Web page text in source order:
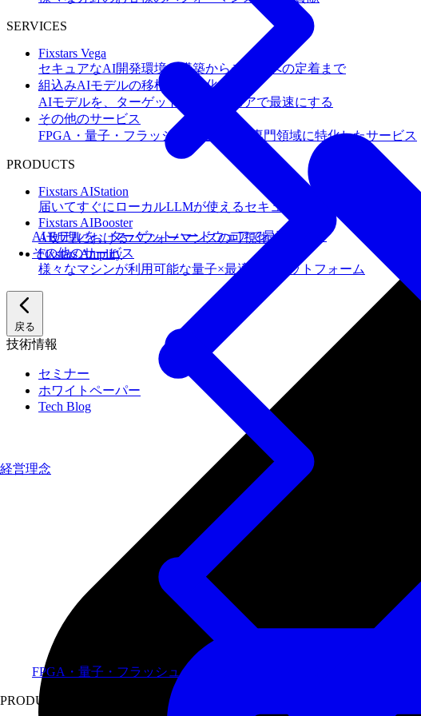
SERVICES
Fixstars Vega
セキュアなAI開発環境の構築からチームへの定着まで
組込みAIモデルの移植・高速化
AIモデルを、ターゲットハードウェアで最速にする
その他のサービス
FPGA・量子・フラッシュメモリなど専門領域に特化したサービス
PRODUCTS
Fixstars AIStation
届いてすぐにローカルLLMが使えるセキュアなAIオールインワン
Fixstars AIBooster
AI処理におけるパフォーマンスの可視化と改善
Fixstars Amplify
様々なマシンが利用可能な量子×最適化プラットフォーム
戻る
技術情報
セミナー
ホワイトペーパー
Tech Blog
経営理念
AIモデルを、ターゲットハードウェアで最速にする
その他のサービス
FPGA・量子・フラッシュメモリなど専門領域に特化したサービス
PRODUCTS